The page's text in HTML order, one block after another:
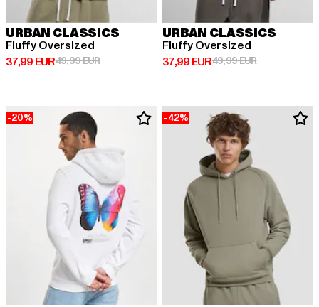
URBAN CLASSICS
Fluffy Oversized
37,99 EUR
Derzeitiger Preis: 37,99 EUR
49,99 EURAktionspreis: 49,99 EUR
URBAN CLASSICS
Fluffy Oversized
37,99 EUR
Derzeitiger Preis: 37,99 EUR
49,99 EURAktionspreis:
-20% -42%